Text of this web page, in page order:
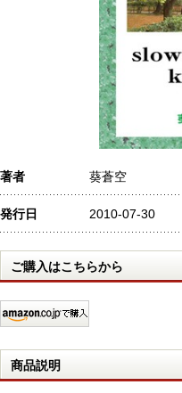
著者 葵蒼空
発行日 2010-07-30
ご購入はこちらから
商品説明